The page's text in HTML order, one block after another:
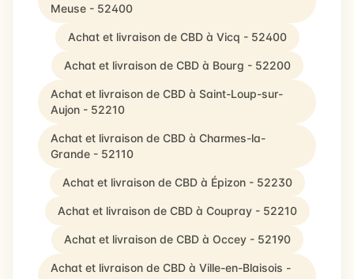
Meuse - 52400
Achat et livraison de CBD à Vicq - 52400
Achat et livraison de CBD à Bourg - 52200
Achat et livraison de CBD à Saint-Loup-sur-
Aujon - 52210
Achat et livraison de CBD à Charmes-la-
Grande - 52110
Achat et livraison de CBD à Épizon - 52230
Achat et livraison de CBD à Coupray - 52210
Achat et livraison de CBD à Occey - 52190
Achat et livraison de CBD à Ville-en-Blaisois -